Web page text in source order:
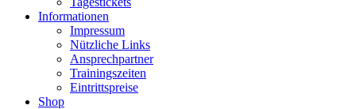
Informationen
Impressum
Nützliche Links
Ansprechpartner
Trainingszeiten
Eintrittspreise
Shop